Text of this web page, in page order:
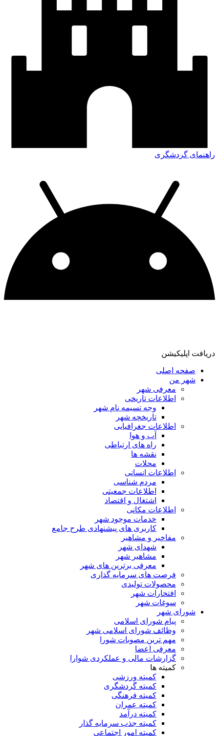
راهنمای گردشگری
دریافت اپلیکیشن
صفحه اصلی
شهر من
معرفی شهر
اطلاعات تاریخی
وجه تسیمه نام شهر
تاریخچه شهر
اطلاعات جغرافیایی
آب و هوا
راه های ارتباطی
نقشه ها
محلات
اطلاعات انسانی
مردم شناسی
اطلاعات جمعیتی
اشتغال و اقتصاد
اطلاعات مکانی
خدمات موجود شهر
کاربری های پیشنهادی طرح جامع
مفاخیر و مشاهیر
شهدای شهر
مشاهیر شهر
معرفی برترین های شهر
فرصت های سرمایه گذاری
محصولات تولیدی
افتخارات شهر
سوغات شهر
شورای شهر
پیام شورای اسلامی
وظائف شورای اسلامی شهر
مهم ترین مصوبات شورا
معرفی اعضا
گزارشات مالی و عملکردی شوارا
کمیته ها
کمیته ورزشی
کمیته گردشگری
کمیته فرهنگی
کمیته عمران
کمیته درآمد
کمیته جذب سرمایه گذار
کمیته امور اجتماعی